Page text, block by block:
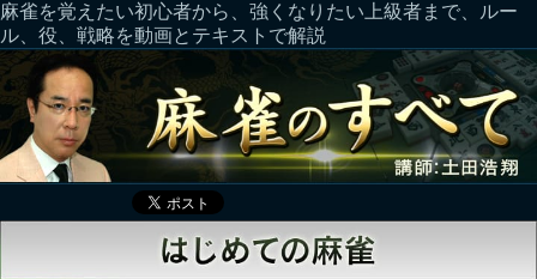
麻雀を覚えたい初心者から、強くなりたい上級者まで、ルー
ル、役、戦略を動画とテキストで解説